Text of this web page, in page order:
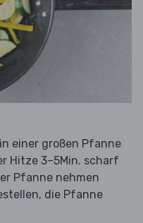
in einer großen Pfanne
Hitze 3–5Min. scharf
Pfanne nehmen
die Pfanne